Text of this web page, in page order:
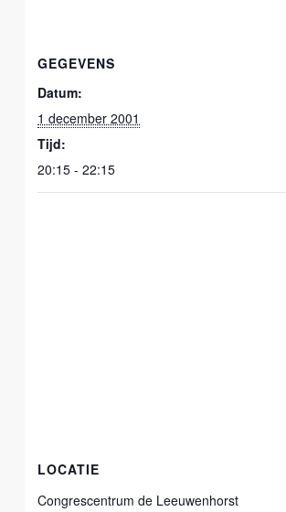
GEGEVENS
Datum:
1 december 2001
Tijd:
20:15 - 22:15
LOCATIE
Congrescentrum de Leeuwenhorst